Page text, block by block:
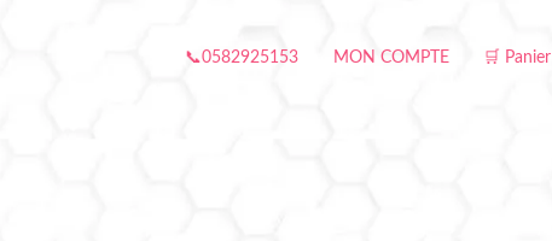
📞0582925153 MON COMPTE 🛒 Panier